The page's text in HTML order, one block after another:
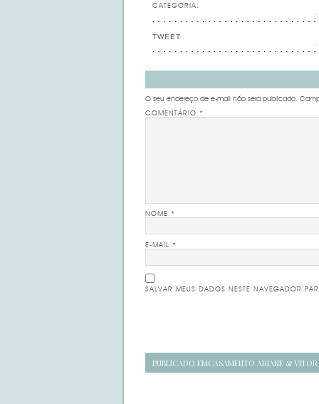
CATEGORIA:
TWEET
O seu endereço de e-mail não será publicado.
COMENTÁRIO *
NOME *
E-MAIL *
SALVAR MEUS DADOS NESTE NAVEGADOR
Navegação
PUBLICADO EMCASAMENTO ARIANE & VITOR